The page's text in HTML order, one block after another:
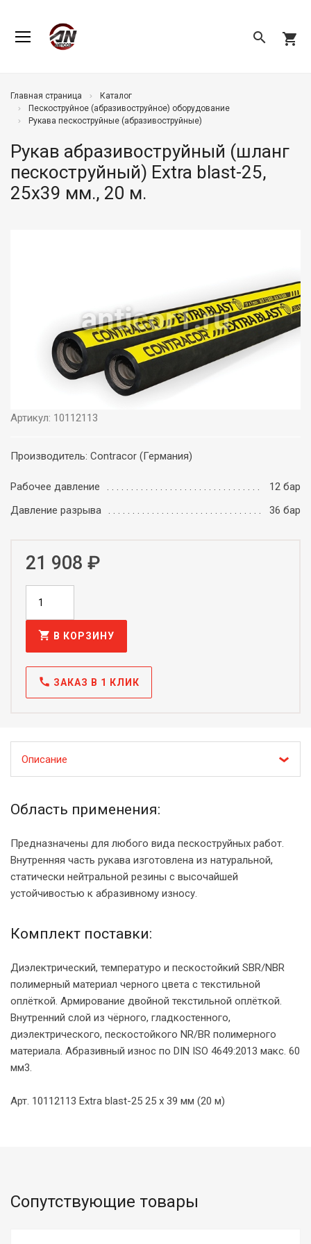
search shopping_cart
Главная страница
Каталог
Пескоструйное (абразивоструйное) оборудование
Рукава пескоструйные (абразивоструйные)
Рукав абразивоструйный (шланг
пескоструйный) Extra blast-25,
25х39 мм., 20 м.
Артикул: 10112113
Производитель: Contracor (Германия)
Рабочее давление
12 бар
Давление разрыва
36 бар
21 908 ₽
shopping_cart В КОРЗИНУ
call ЗАКАЗ В 1 КЛИК
Описание
Область применения:
Предназначены для любого вида пескоструйных работ.
Внутренняя часть рукава изготовлена из натуральной,
статически нейтральной резины с высочайшей
устойчивостью к абразивному износу.
Комплект поставки:
Диэлектрический, температуро и пескостойкий SBR/NBR
полимерный материал черного цвета с текстильной
оплёткой. Армирование двойной текстильной оплёткой.
Внутренний слой из чёрного, гладкостенного,
диэлектрического, пескостойкого NR/BR полимерного
материала. Абразивный износ по DIN ISO 4649:2013 макс. 60
мм3.
Арт. 10112113 Extra blast-25 25 x 39 мм (20 м)
Сопутствующие товары